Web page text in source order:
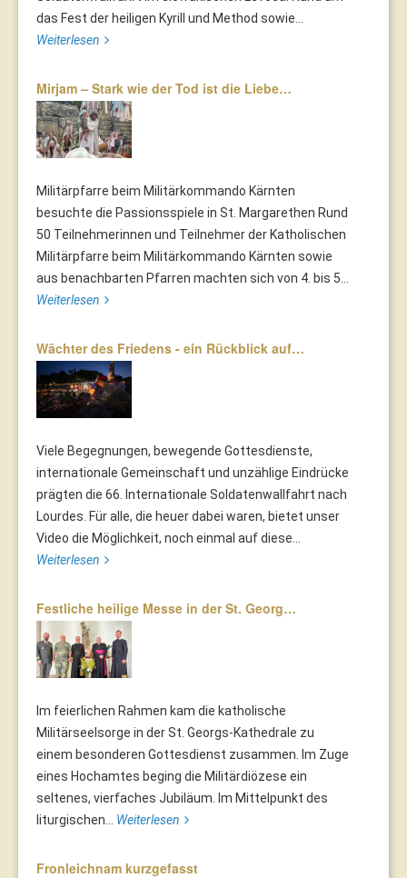
das Fest der heiligen Kyrill und Method sowie...
Weiterlesen
Mirjam – Stark wie der Tod ist die Liebe…
Militärpfarre beim Militärkommando Kärnten
besuchte die Passionsspiele in St. Margarethen Rund
50 Teilnehmerinnen und Teilnehmer der Katholischen
Militärpfarre beim Militärkommando Kärnten sowie
aus benachbarten Pfarren machten sich von 4. bis 5...
Weiterlesen
Wächter des Friedens - ein Rückblick auf…
Viele Begegnungen, bewegende Gottesdienste,
internationale Gemeinschaft und unzählige Eindrücke
prägten die 66. Internationale Soldatenwallfahrt nach
Lourdes. Für alle, die heuer dabei waren, bietet unser
Video die Möglichkeit, noch einmal auf diese...
Weiterlesen
Festliche heilige Messe in der St. Georg…
Im feierlichen Rahmen kam die katholische
Militärseelsorge in der St. Georgs-Kathedrale zu
einem besonderen Gottesdienst zusammen. Im Zuge
eines Hochamtes beging die Militärdiözese ein
seltenes, vierfaches Jubiläum. Im Mittelpunkt des
liturgischen... Weiterlesen
Fronleichnam kurzgefasst